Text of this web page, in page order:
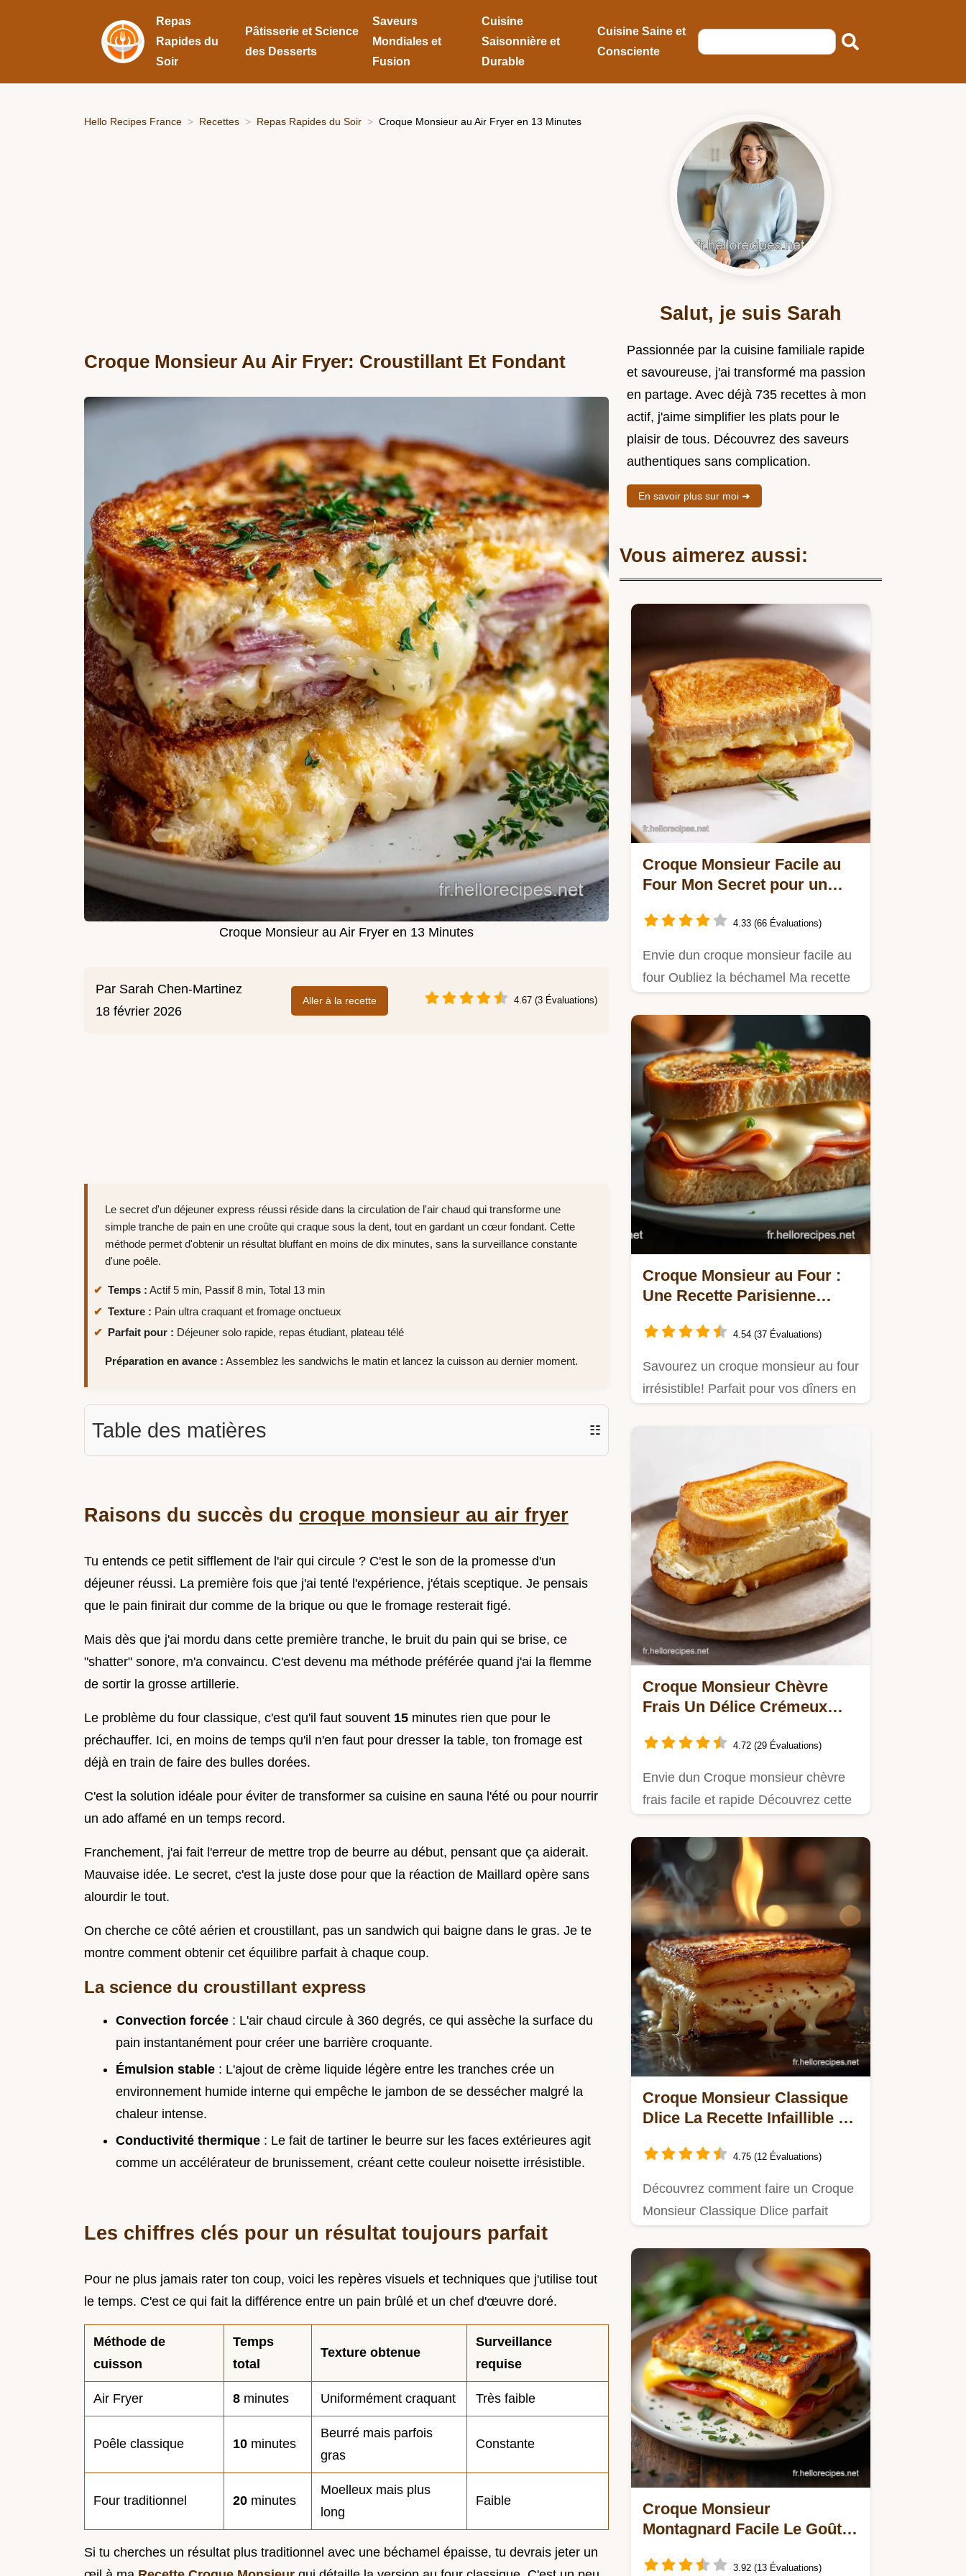
Repas
Rapides du
Soir
Pâtisserie et Science
des Desserts
Saveurs
Mondiales et
Fusion
Cuisine
Saisonnière et
Durable
Cuisine Saine et
Consciente
Hello Recipes France Recettes Repas Rapides du Soir Croque Monsieur au Air Fryer en 13 Minutes
Croque Monsieur Au Air Fryer: Croustillant Et Fondant
Croque Monsieur au Air Fryer en 13 Minutes
Par Sarah Chen-Martinez
18 février 2026
Aller à la recette 4.67 (3 Évaluations)
Le secret d'un déjeuner express réussi réside dans la circulation de l'air chaud qui transforme une
simple tranche de pain en une croûte qui craque sous la dent, tout en gardant un cœur fondant. Cette
méthode permet d'obtenir un résultat bluffant en moins de dix minutes, sans la surveillance constante
d'une poêle.
Temps : Actif 5 min, Passif 8 min, Total 13 min
Texture : Pain ultra craquant et fromage onctueux
Parfait pour : Déjeuner solo rapide, repas étudiant, plateau télé
Préparation en avance : Assemblez les sandwichs le matin et lancez la cuisson au dernier moment.
Table des matières ☷
Raisons du succès du croque monsieur au air fryer
Tu entends ce petit sifflement de l'air qui circule ? C'est le son de la promesse d'un
déjeuner réussi. La première fois que j'ai tenté l'expérience, j'étais sceptique. Je pensais
que le pain finirait dur comme de la brique ou que le fromage resterait figé.
Mais dès que j'ai mordu dans cette première tranche, le bruit du pain qui se brise, ce
"shatter" sonore, m'a convaincu. C'est devenu ma méthode préférée quand j'ai la flemme
de sortir la grosse artillerie.
Le problème du four classique, c'est qu'il faut souvent 15 minutes rien que pour le
préchauffer. Ici, en moins de temps qu'il n'en faut pour dresser la table, ton fromage est
déjà en train de faire des bulles dorées.
C'est la solution idéale pour éviter de transformer sa cuisine en sauna l'été ou pour nourrir
un ado affamé en un temps record.
Franchement, j'ai fait l'erreur de mettre trop de beurre au début, pensant que ça aiderait.
Mauvaise idée. Le secret, c'est la juste dose pour que la réaction de Maillard opère sans
alourdir le tout.
On cherche ce côté aérien et croustillant, pas un sandwich qui baigne dans le gras. Je te
montre comment obtenir cet équilibre parfait à chaque coup.
La science du croustillant express
Convection forcée : L'air chaud circule à 360 degrés, ce qui assèche la surface du
pain instantanément pour créer une barrière croquante.
Émulsion stable : L'ajout de crème liquide légère entre les tranches crée un
environnement humide interne qui empêche le jambon de se dessécher malgré la
chaleur intense.
Conductivité thermique : Le fait de tartiner le beurre sur les faces extérieures agit
comme un accélérateur de brunissement, créant cette couleur noisette irrésistible.
Les chiffres clés pour un résultat toujours parfait
Pour ne plus jamais rater ton coup, voici les repères visuels et techniques que j'utilise tout
le temps. C'est ce qui fait la différence entre un pain brûlé et un chef d'œuvre doré.
Méthode de
cuisson
Temps
total
Texture obtenue
Surveillance
requise
Air Fryer 8 minutes Uniformément craquant Très faible
Poêle classique 10 minutes
Beurré mais parfois
gras
Constante
Four traditionnel 20 minutes
Moelleux mais plus
long
Faible
Si tu cherches un résultat plus traditionnel avec une béchamel épaisse, tu devrais jeter un
Salut, je suis Sarah
Passionnée par la cuisine familiale rapide
et savoureuse, j'ai transformé ma passion
en partage. Avec déjà 735 recettes à mon
actif, j'aime simplifier les plats pour le
plaisir de tous. Découvrez des saveurs
authentiques sans complication.
En savoir plus sur moi ➜
Vous aimerez aussi:
Croque Monsieur Facile au
Four Mon Secret pour un
4.33 (66 Évaluations)
Envie dun croque monsieur facile au
four Oubliez la béchamel Ma recette
Croque Monsieur au Four :
Une Recette Parisienne
4.54 (37 Évaluations)
Savourez un croque monsieur au four
irrésistible! Parfait pour vos dîners en
Croque Monsieur Chèvre
Frais Un Délice Crémeux
4.72 (29 Évaluations)
Envie dun Croque monsieur chèvre
frais facile et rapide Découvrez cette
Croque Monsieur Classique
Dlice La Recette Infaillible du
4.75 (12 Évaluations)
Découvrez comment faire un Croque
Monsieur Classique Dlice parfait
Croque Monsieur
Montagnard Facile Le Goût
3.92 (13 Évaluations)